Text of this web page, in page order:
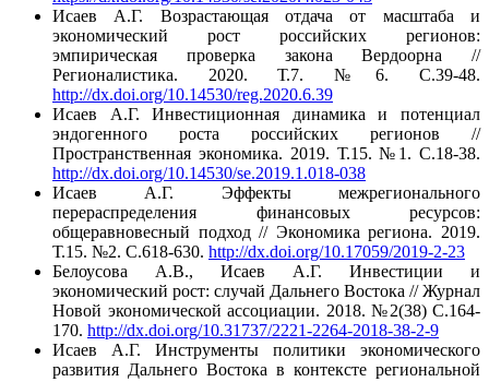
Исаев А.Г. Возрастающая отдача от масштаба и
экономический рост российских регионов:
эмпирическая проверка закона Вердоорна //
Регионалистика. 2020. Т.7. №6. С.39-48.
http://dx.doi.org/10.14530/reg.2020.6.39
Исаев А.Г. Инвестиционная динамика и потенциал
эндогенного роста российских регионов //
Пространственная экономика. 2019. Т.15. №1. С.18-38.
http://dx.doi.org/10.14530/se.2019.1.018-038
Исаев А.Г. Эффекты межрегионального
перераспределения финансовых ресурсов:
общеравновесный подход // Экономика региона. 2019.
Т.15. №2. С.618-630. http://dx.doi.org/10.17059/2019-2-23
Белоусова А.В., Исаев А.Г. Инвестиции и
экономический рост: случай Дальнего Востока // Журнал
Новой экономической ассоциации. 2018. №2(38) С.164-
170. http://dx.doi.org/10.31737/2221-2264-2018-38-2-9
Исаев А.Г. Инструменты политики экономического
развития Дальнего Востока в контексте региональной